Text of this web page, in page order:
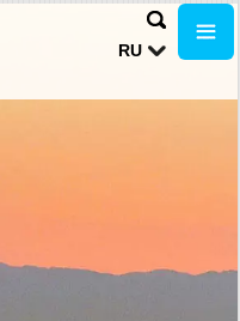
RU